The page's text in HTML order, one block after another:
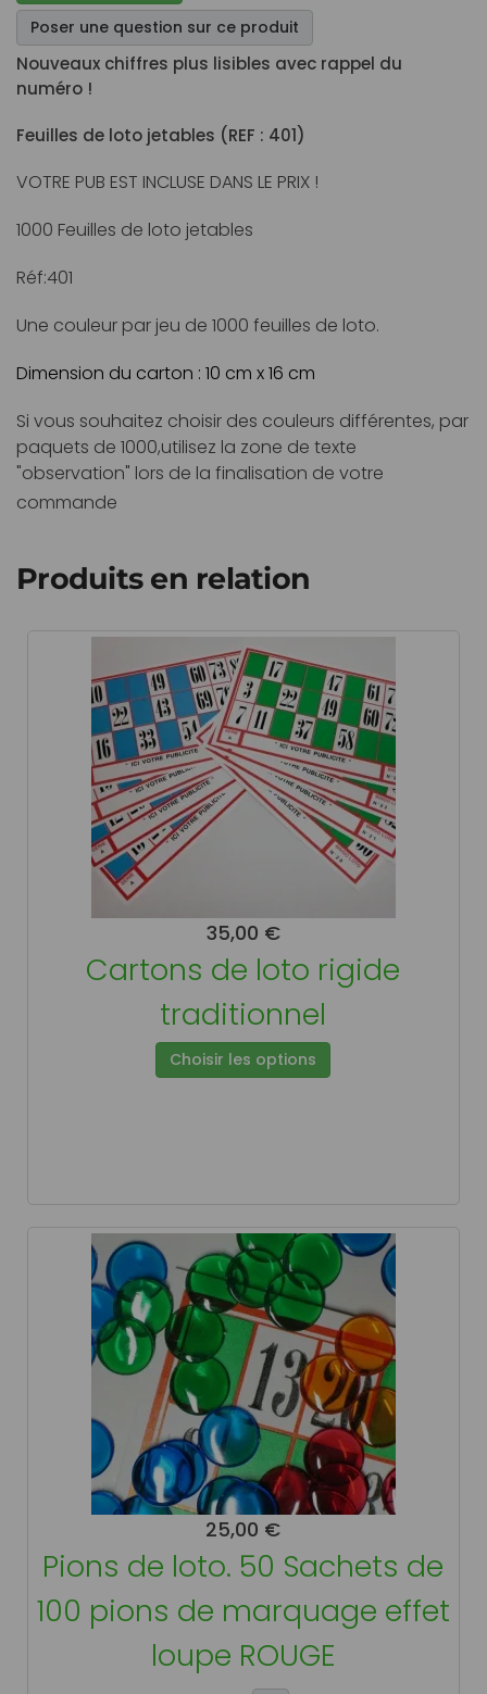
Poser une question sur ce produit
Nouveaux chiffres plus lisibles avec rappel du
numéro !
Feuilles de loto jetables (REF : 401)
VOTRE PUB EST INCLUSE DANS LE PRIX !
1000 Feuilles de loto jetables
Réf:401
Une couleur par jeu de 1000 feuilles de loto.
Dimension du carton : 10 cm x 16 cm
Si vous souhaitez choisir des couleurs différentes, par
paquets de 1000,utilisez la zone de texte
"observation" lors de la finalisation de votre
commande
Produits en relation
35,00 €
Cartons de loto rigide
traditionnel
Choisir les options
25,00 €
Pions de loto. 50 Sachets de
100 pions de marquage effet
loupe ROUGE